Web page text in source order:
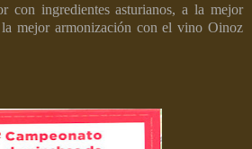
con ingredientes asturianos, a la mejor
mejor armonización con el vino Oinoz